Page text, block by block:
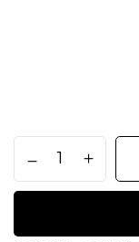
Higiene
Baby
Candy